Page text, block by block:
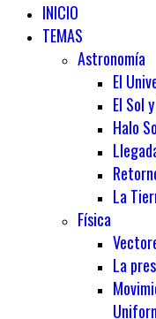
INICIO
TEMAS
Astronomía
El
El Sol
Halo
La
Física
La